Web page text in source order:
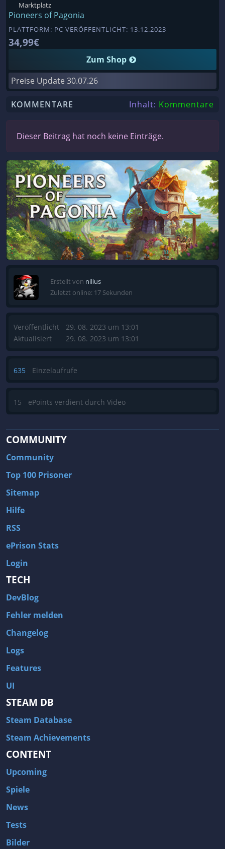
Marktplatz
Pioneers of Pagonia
PLATTFORM: PC VERÖFFENTLICHT: 13.12.2023
34,99€
Zum Shop
Preise Update 30.07.26
KOMMENTARE Inhalt: Kommentare
Dieser Beitrag hat noch keine Einträge.
Erstellt von nilius
Zuletzt online: 17 Sekunden
Veröffentlicht
Aktualisiert
29. 08. 2023 um 13:01
29. 08. 2023 um 13:01
635 Einzelaufrufe
15 ePoints verdient durch Video
COMMUNITY
Community
Top 100 Prisoner
Sitemap
Hilfe
RSS
ePrison Stats
Login
TECH
DevBlog
Fehler melden
Changelog
Logs
Features
UI
STEAM DB
Steam Database
Steam Achievements
CONTENT
Upcoming
Spiele
News
Tests
Bilder